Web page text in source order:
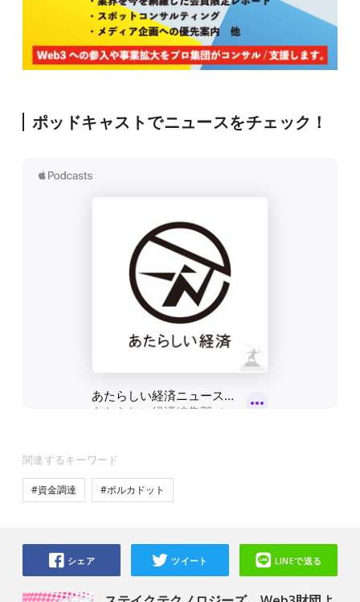
ポッドキャストでニュースをチェック！
関連するキーワード
#資金調達 #ポルカドット
シェア ツイート LINEで送る